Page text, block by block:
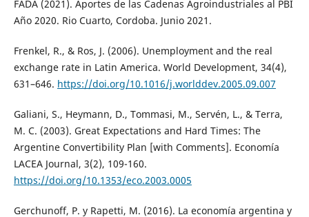
FADA (2021). Aportes de las Cadenas Agroindustriales al PBI
Año 2020. Rio Cuarto, Cordoba. Junio 2021.
Frenkel, R., & Ros, J. (2006). Unemployment and the real
exchange rate in Latin America. World Development, 34(4),
631–646. https://doi.org/10.1016/j.worlddev.2005.09.007
Galiani, S., Heymann, D., Tommasi, M., Servén, L., & Terra,
M. C. (2003). Great Expectations and Hard Times: The
Argentine Convertibility Plan [with Comments]. Economía
LACEA Journal, 3(2), 109-160.
https://doi.org/10.1353/eco.2003.0005
Gerchunoff, P. y Rapetti, M. (2016). La economía argentina y